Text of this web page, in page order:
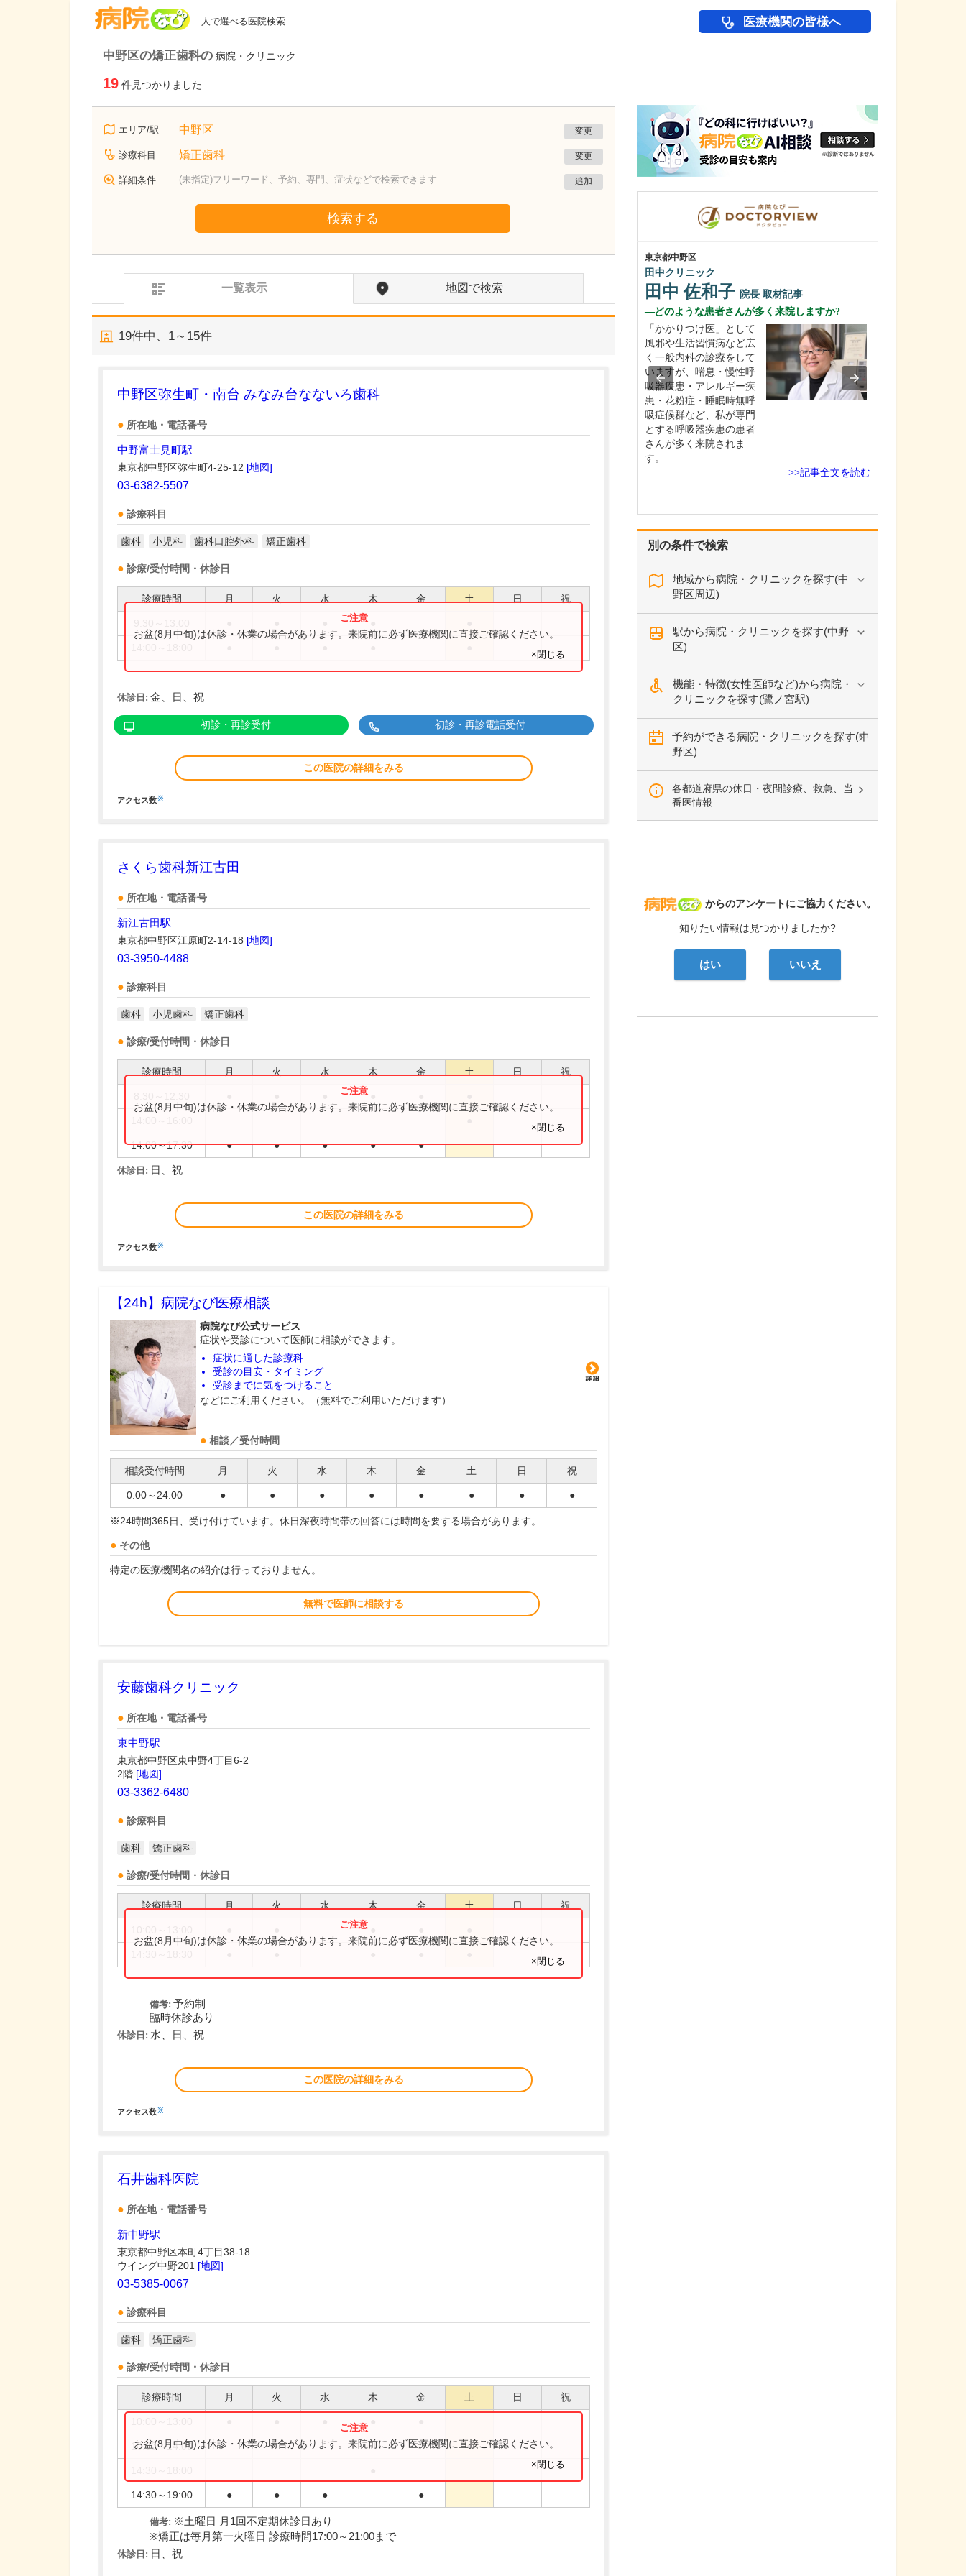
人で選べる医院検索 医療機関の皆様へ
中野区の矯正歯科の 病院・クリニック
19 件見つかりました
エリア/駅 中野区 変更
診療科目 矯正歯科 変更
詳細条件 (未指定)フリーワード、予約、専門、症状などで検索できます 追加
検索する
一覧表示 地図で検索
19件中、 1～15件
中野区弥生町・南台 みなみ台なないろ歯科
所在地・電話番号
中野富士見町駅
東京都中野区弥生町4-25-12 [地図]
03-6382-5507
診療科目
歯科 小児科 歯科口腔外科 矯正歯科
診療/受付時間・休診日
診療時間 月 火 水 木 金 土 日 祝
お盆(8月中旬)は休診・休業の場合があります。来院前に必ず医療機関に直接ご確認ください。
×閉じる
休診日: 金、日、祝
初診・再診受付 初診・再診電話受付
この医院の詳細をみる
アクセス数※
さくら歯科新江古田
所在地・電話番号
新江古田駅
東京都中野区江原町2-14-18 [地図]
03-3950-4488
診療科目
歯科 小児歯科 矯正歯科
診療/受付時間・休診日
診療時間 月 火 水 木 金 土 日 祝
14:00～17:30 ● ● ● ● ●
お盆(8月中旬)は休診・休業の場合があります。来院前に必ず医療機関に直接ご確認ください。
×閉じる
休診日: 日、祝
この医院の詳細をみる
アクセス数※
【24h】 病院なび医療相談
病院なび公式サービス
症状や受診について医師に相談ができます。
症状に適した診療科
受診の目安・タイミング
受診までに気をつけること
などにご利用ください。（無料でご利用いただけます）
相談／受付時間
相談受付時間 月 火 水 木 金 土 日 祝
0:00～24:00 ● ● ● ● ● ● ● ●
※24時間365日、受け付けています。休日深夜時間帯の回答には時間を要する場合があります。
その他
特定の医療機関名の紹介は行っておりません。
無料で医師に相談する
安藤歯科クリニック
所在地・電話番号
東中野駅
東京都中野区東中野4丁目6-2
2階 [地図]
03-3362-6480
診療科目
歯科 矯正歯科
診療/受付時間・休診日
診療時間 月 火 水 木 金 土 日 祝
お盆(8月中旬)は休診・休業の場合があります。来院前に必ず医療機関に直接ご確認ください。
×閉じる
備考: 予約制
臨時休診あり
休診日: 水、日、祝
この医院の詳細をみる
アクセス数※
石井歯科医院
所在地・電話番号
新中野駅
東京都中野区本町4丁目38-18
ウイング中野201 [地図]
03-5385-0067
診療科目
歯科 矯正歯科
診療/受付時間・休診日
診療時間 月 火 水 木 金 土 日 祝
10:00～14:00 ●
14:30～19:00 ● ● ● ●
お盆(8月中旬)は休診・休業の場合があります。来院前に必ず医療機関に直接ご確認ください。
×閉じる
備考: ※土曜日 月1回不定期休診日あり
※矯正は毎月第一火曜日 診療時間17:00～21:00まで
休診日: 日、祝
別の条件で検索
地域から病院・クリニックを探す(中
野区周辺)
駅から病院・クリニックを探す(中野
区)
機能・特徴(女性医師など)から病院・
クリニックを探す(鷺ノ宮駅)
予約ができる病院・クリニックを探す(中
野区)
各都道府県の休日・夜間診療、救急、当
番医情報
病院なび
からのアンケートにご協力ください。
知りたい情報は見つかりましたか?
はい いいえ
東京都中野区
中野富士見町耳鼻咽喉科
冨岡 亮太院長
東京都中野区
田中クリニック
田中 佐和子 院長 取材記事
どのような患者さんが多く来院しますか?
「かかりつけ医」として
風邪や生活習慣病など広
く一般内科の診療をして
いますが、喘息・慢性呼
吸器疾患・アレルギー疾
患・花粉症・睡眠時無呼
吸症候群など、私が専門
とする呼吸器疾患の患者
さんが多く来院されま
す。…
>>記事全文を読む